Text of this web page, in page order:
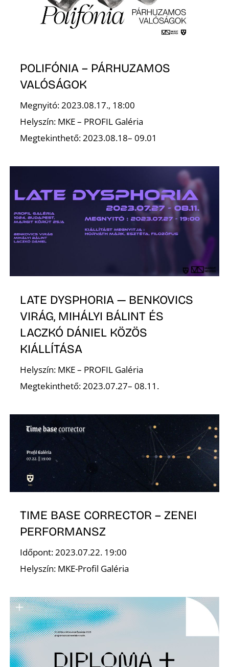
POLIFÓNIA – PÁRHUZAMOS
VALÓSÁGOK
Megnyitó: 2023.08.17., 18:00
Helyszín: MKE – PROFIL Galéria
Megtekinthető: 2023.08.18– 09.01
LATE DYSPHORIA — BENKOVICS
VIRÁG, MIHÁLYI BÁLINT ÉS
LACZKÓ DÁNIEL KÖZÖS
KIÁLLÍTÁSA
Helyszín: MKE – PROFIL Galéria
Megtekinthető: 2023.07.27– 08.11.
TIME BASE CORRECTOR – ZENEI
PERFORMANSZ
Időpont: 2023.07.22. 19:00
Helyszín: MKE-Profil Galéria